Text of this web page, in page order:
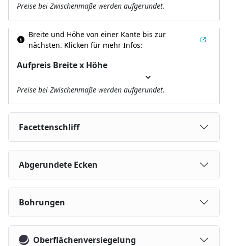
Preise bei Zwischenmaße werden aufgerundet.
Aufpreis Breite x Höhe
Breite und Höhe von einer Kante bis zur
nächsten. Klicken für mehr Infos:
Preise bei Zwischenmaße werden aufgerundet.
Facettenschliff
Abgerundete Ecken
Bohrungen
Oberflächenversiegelung